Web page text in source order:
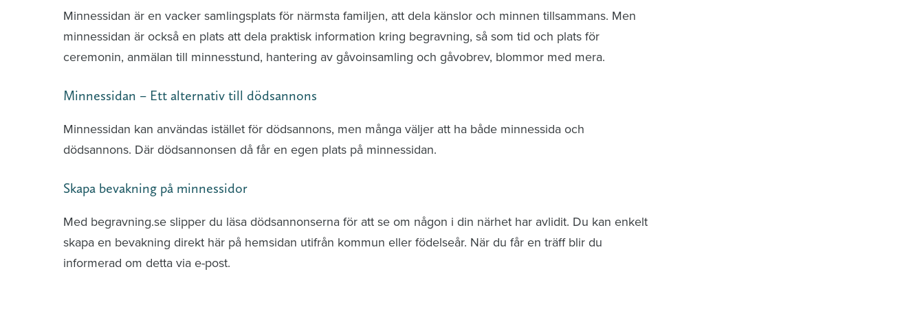
Minnessidan är en vacker samlingsplats för närmsta familjen, att dela känslor och minnen tillsammans. Men
minnessidan är också en plats att dela praktisk information kring begravning, så som tid och plats för
ceremonin, anmälan till minnesstund, hantering av gåvoinsamling och gåvobrev, blommor med mera.
Minnessidan – Ett alternativ till dödsannons
Minnessidan kan användas istället för dödsannons, men många väljer att ha både minnessida och
dödsannons. Där dödsannonsen då får en egen plats på minnessidan.
Skapa bevakning på minnessidor
Med begravning.se slipper du läsa dödsannonserna för att se om någon i din närhet har avlidit. Du kan enkelt
skapa en bevakning direkt här på hemsidan utifrån kommun eller födelseår. När du får en träff blir du
informerad om detta via e-post.